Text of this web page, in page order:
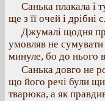
Санька плакала і
ще з її очей і дрібні
Джумалі щодня
умовляв не сумувати
минуле, бо до нього
Санька довго не
що його речі були
тварюка, а як